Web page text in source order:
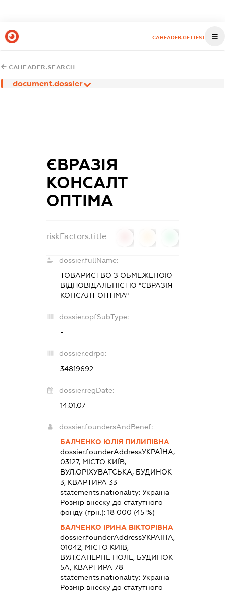
CAHEADER.GETTEST
CAHEADER.SEARCH
document.dossier
ЄВРАЗІЯ
КОНСАЛТ
ОПТІМА
riskFactors.title
dossier.fullName:
ТОВАРИСТВО З ОБМЕЖЕНОЮ
ВІДПОВІДАЛЬНІСТЮ "ЄВРАЗІЯ
КОНСАЛТ ОПТІМА"
dossier.opfSubType:
-
dossier.edrpo:
34819692
dossier.regDate:
14.01.07
dossier.foundersAndBenef:
БАЛЧЕНКО ЮЛІЯ ПИЛИПІВНА
dossier.founderAddressУКРАЇНА,
03127, МІСТО КИЇВ,
ВУЛ.ОРІХУВАТСЬКА, БУДИНОК
3, КВАРТИРА 33
statements.nationality:Україна
Розмір внеску до статутного
фонду (грн.):18 000 (45 %)
БАЛЧЕНКО ІРИНА ВІКТОРІВНА
dossier.founderAddressУКРАЇНА,
01042, МІСТО КИЇВ,
ВУЛ.САПЕРНЕ ПОЛЕ, БУДИНОК
5А, КВАРТИРА 78
statements.nationality:Україна
Розмір внеску до статутного